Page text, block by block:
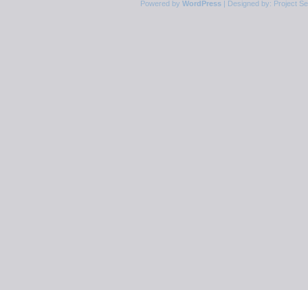
Powered by WordPress| Designed by: Project